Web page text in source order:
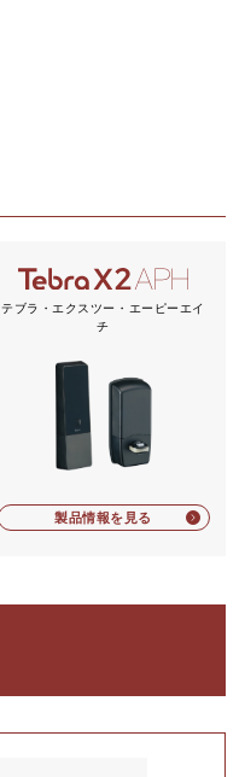
テブラ・エクスツー・エーピーエイ
チ
製品情報を見る